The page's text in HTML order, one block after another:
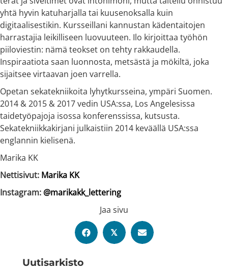
Uutis­arkisto
yhtä hyvin katuharjalla tai kuusenoksalla kuin
digitaalisestikin. Kursseillani kannustan kädentaitojen
harrastajia leikilliseen luovuuteen. Ilo kirjoittaa työhön
piiloviestin: nämä teokset on tehty rakkaudella.
Inspiraatiota saan luonnosta, metsästä ja mökiltä, joka
sijaitsee virtaavan joen varrella.
Opetan sekatekniikoita lyhytkursseina, ympäri Suomen.
2014 & 2015 & 2017 vedin USA:ssa, Los Angelesissa
taidetyöpajoja isossa konferenssissa, kutsusta.
Sekatekniikkakirjani julkaistiin 2014 keväällä USA:ssa
englannin kielisenä.
Marika KK
Nettisivut: Marika KK
Instagram: @marikakk_lettering
Jaa sivu
𝕏